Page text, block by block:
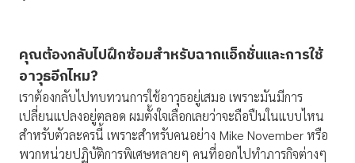
คุณต้องกลับไปฝึกซ้อมสำหรับฉากแอ็กชั่นและการใช้
อาวุธอีกไหม?
เราต้องกลับไปทบทวนการใช้อาวุธอยู่เสมอ เพราะมันมีการ
เปลี่ยนแปลงอยู่ตลอด ผมตั้งใจเลือกเลยว่าจะถือปืนในแบบไหน
สำหรับตัวละครนี้ เพราะสำหรับคนอย่าง Mike November หรือ
พวกหน่วยปฏิบัติการพิเศษหลายๆ คนที่ออกไปทำภารกิจต่างๆ